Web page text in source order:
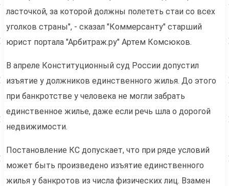
ласточкой, за которой должны полететь стаи со всех
уголков страны", - сказал "Коммерсанту" старший
юрист портала "Арбитраж.ру" Артем Комсюков.
В апреле Конституционный суд России допустил
изъятие у должников единственного жилья. До этого
при банкротстве у человека не могли забрать
единственное жилье, даже если речь шла о дорогой
недвижимости.
Постановление КС допускает, что при ряде условий
может быть произведено изъятие единственного
жилья у банкротов из числа физических лиц. Взамен